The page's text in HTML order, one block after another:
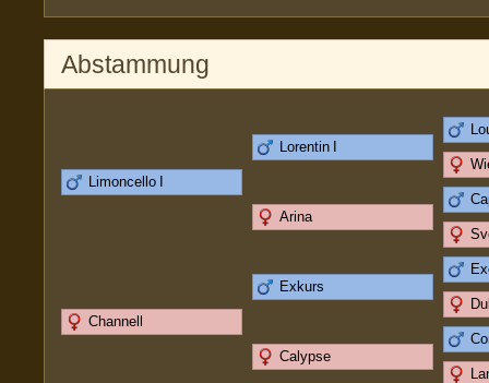
Abstammung
Limoncello I
Lorentin I
Arina
Channell
Exkurs
Calypse